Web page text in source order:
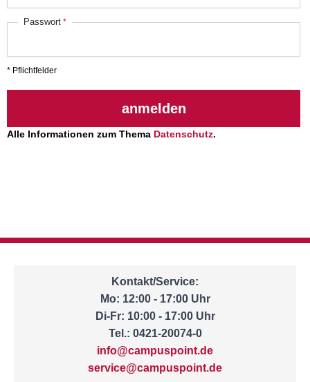
Passwort
* Pflichtfelder
anmelden
Alle Informationen zum Thema Datenschutz.
Kontakt/Service:
Mo: 12:00 - 17:00 Uhr
Di-Fr: 10:00 - 17:00 Uhr
Tel.: 0421-20074-0
info@campuspoint.de
service@campuspoint.de